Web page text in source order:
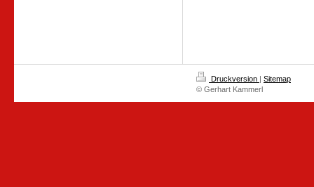
Druckversion | Sitemap
© Gerhart Kammerl